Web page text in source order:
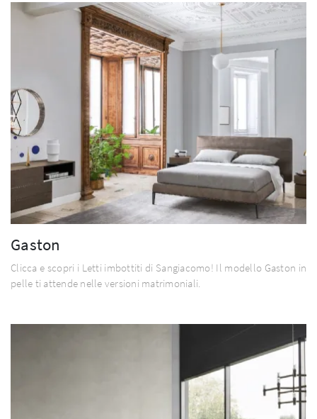
Gaston
Clicca e scopri i Letti imbottiti di Sangiacomo! Il modello Gaston in
pelle ti attende nelle versioni matrimoniali.